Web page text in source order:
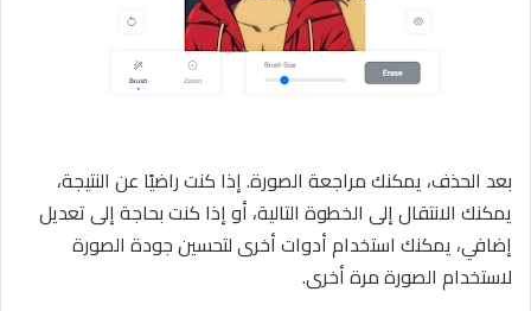
بعد الحذف، يمكنك مراجعة الصورة. إذا كنت راضيًا عن النتيجة،
يمكنك الانتقال إلى الخطوة التالية، أو إذا كنت بحاجة إلى تعديل
إضافي، يمكنك استخدام أدوات أخرى لتحسين جودة الصورة
لاستخدام الصورة مرة أخرى.